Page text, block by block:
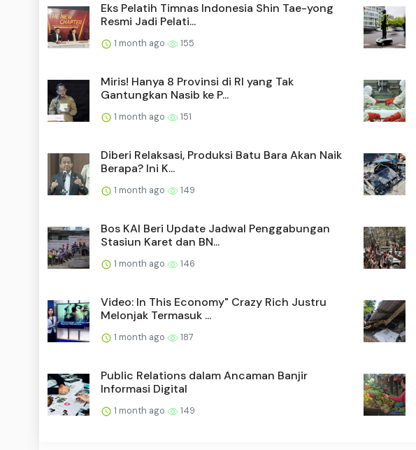
Eks Pelatih Timnas Indonesia Shin Tae-yong
Resmi Jadi Pelati...
1 month ago 155
Miris! Hanya 8 Provinsi di RI yang Tak
Gantungkan Nasib ke P...
1 month ago 151
Diberi Relaksasi, Produksi Batu Bara Akan Naik
Berapa? Ini K...
1 month ago 149
Bos KAI Beri Update Jadwal Penggabungan
Stasiun Karet dan BN...
1 month ago 146
Video: In This Economy" Crazy Rich Justru
Melonjak Termasuk ...
1 month ago 187
Public Relations dalam Ancaman Banjir
Informasi Digital
1 month ago 149